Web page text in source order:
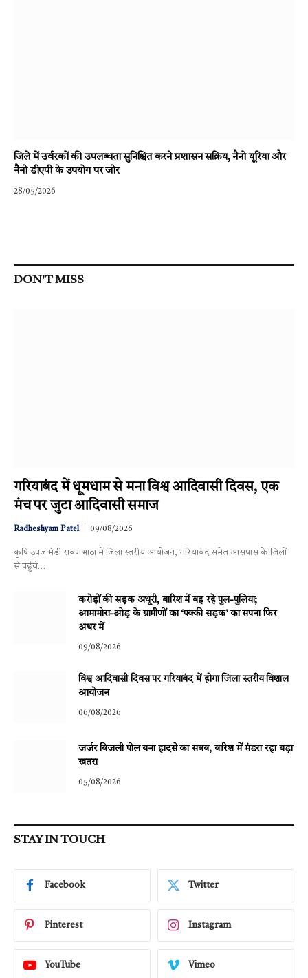
जिले में उर्वरकों की उपलब्धता सुनिश्चित करने प्रशासन सक्रिय, नैनो यूरिया और
नैनो डीएपी के उपयोग पर जोर
28/05/2026
DON'T MISS
गरियाबंद में धूमधाम से मना विश्व आदिवासी दिवस, एक
मंच पर जुटा आदिवासी समाज
Radheshyam Patel 09/08/2026
कृषि उपज मंडी रावणभाठा में जिला स्तरीय आयोजन, गरियाबंद समेत आसपास के जिलों
से पहुंचे…
करोड़ों की सड़क अधूरी, बारिश में बह रहे पुल-पुलिया;
आमामोरा-ओड़ के ग्रामीणों का ‘पक्की सड़क’ का सपना फिर
अधर में
09/08/2026
विश्व आदिवासी दिवस पर गरियाबंद में होगा जिला स्तरीय विशाल
आयोजन
06/08/2026
जर्जर बिजली पोल बना हादसे का सबब, बारिश में मंडरा रहा बड़ा
खतरा
05/08/2026
STAY IN TOUCH
Facebook Twitter
Pinterest Instagram
YouTube Vimeo